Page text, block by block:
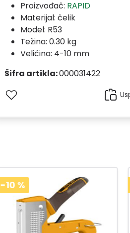
Proizvođač: RAPID
Materijal: čelik
Model: R53
Težina: 0.30 kg
Veličina: 4-10 mm
Šifra artikla:000031422
-10 %